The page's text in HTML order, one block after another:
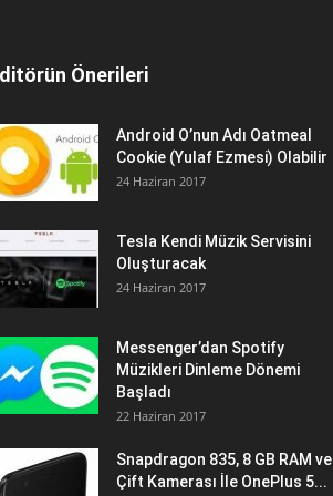
Önerileri
Android O’nun Adı Oatmeal
Cookie (Yulaf Ezmesi) Olabilir
24 Haziran 2017
Tesla Kendi Müzik Servisini
Oluşturacak
24 Haziran 2017
Messenger’dan Spotify
Müzikleri Dinleme Dönemi
Başladı
22 Haziran 2017
Snapdragon 835, 8 GB RAM ve
Çift Kamerası İle OnePlus 5...